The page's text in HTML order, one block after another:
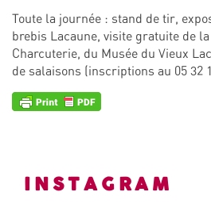
Toute la journée : stand de tir,
brebis Lacaune, visite gratuite de
Charcuterie, du Musée du Vieux
de salaisons (inscriptions au 05 32
INSTAGRAM